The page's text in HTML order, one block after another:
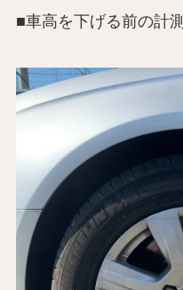
■車高を下げる前の計測